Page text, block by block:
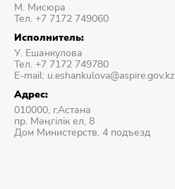
М. Мисюра
Тел. +7 7172 749060
Исполнитель:
У. Ешанкулова
Тел. +7 7172 749780
E-mail: u.eshankulova@aspire.gov.kz
Адрес:
010000, г.Астана
пр. Мәңгілік ел, 8
Дом Министерств, 4 подъезд